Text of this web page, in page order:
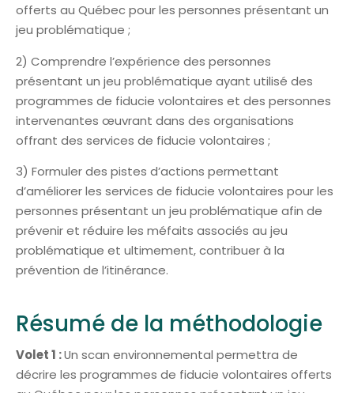
offerts au Québec pour les personnes présentant un
jeu problématique ;
2) Comprendre l’expérience des personnes
présentant un jeu problématique ayant utilisé des
programmes de fiducie volontaires et des personnes
intervenantes œuvrant dans des organisations
offrant des services de fiducie volontaires ;
3) Formuler des pistes d’actions permettant
d’améliorer les services de fiducie volontaires pour les
personnes présentant un jeu problématique afin de
prévenir et réduire les méfaits associés au jeu
problématique et ultimement, contribuer à la
prévention de l’itinérance.
Résumé de la méthodologie
Volet 1 :Un scan environnemental permettra de
décrire les programmes de fiducie volontaires offerts